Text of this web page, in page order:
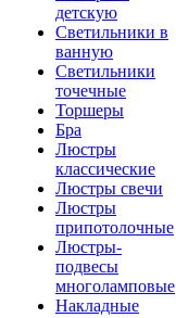
детскую
Светильники в
ванную
Светильники
точечные
Торшеры
Бра
Люстры
классические
Люстры свечи
Люстры
припотолочные
Люстры-
подвесы
многоламповые
Накладные